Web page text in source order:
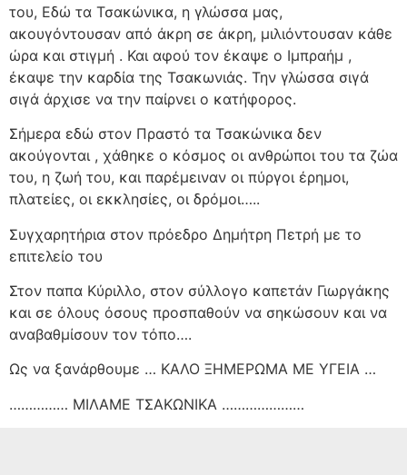
του, Εδώ τα Τσακώνικα, η γλώσσα μας,
ακουγόντουσαν από άκρη σε άκρη, μιλιόντουσαν κάθε
ώρα και στιγμή . Και αφού τον έκαψε ο Ιμπραήμ ,
έκαψε την καρδία της Τσακωνιάς. Την γλώσσα σιγά
σιγά άρχισε να την παίρνει ο κατήφορος.
Σήμερα εδώ στον Πραστό τα Τσακώνικα δεν
ακούγονται , χάθηκε ο κόσμος οι ανθρώποι του τα ζώα
του, η ζωή του, και παρέμειναν οι πύργοι έρημοι,
πλατείες, οι εκκλησίες, οι δρόμοι…..
Συγχαρητήρια στον πρόεδρο Δημήτρη Πετρή με το
επιτελείο του
Στον παπα Κύριλλο, στον σύλλογο καπετάν Γιωργάκης
και σε όλους όσους προσπαθούν να σηκώσουν και να
αναβαθμίσουν τον τόπο….
Ως να ξανάρθουμε … ΚΑΛΟ ΞΗΜΕΡΩΜΑ ΜΕ ΥΓΕΙΑ …
…………… ΜΙΛΑΜΕ ΤΣΑΚΩΝΙΚΑ …………………